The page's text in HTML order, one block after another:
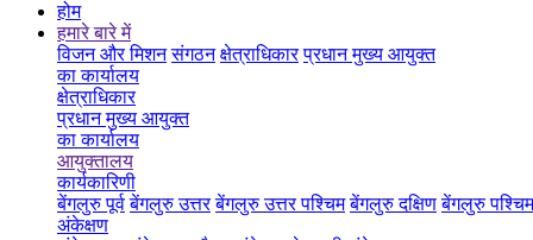
होम
हमारे बारे में
विजन और मिशन संगठन क्षेत्राधिकार प्रधान मुख्य आयुक्त
का कार्यालय
क्षेत्राधिकार
प्रधान मुख्य आयुक्त
का कार्यालय
आयुक्तालय
कार्यकारिणी
बेंगलुरु पूर्व बेंगलुरु उत्तर बेंगलुरु उत्तर पश्चिम बेंगलुरु दक्षिण बेंगलुरु पश्चिम
अंकेक्षण